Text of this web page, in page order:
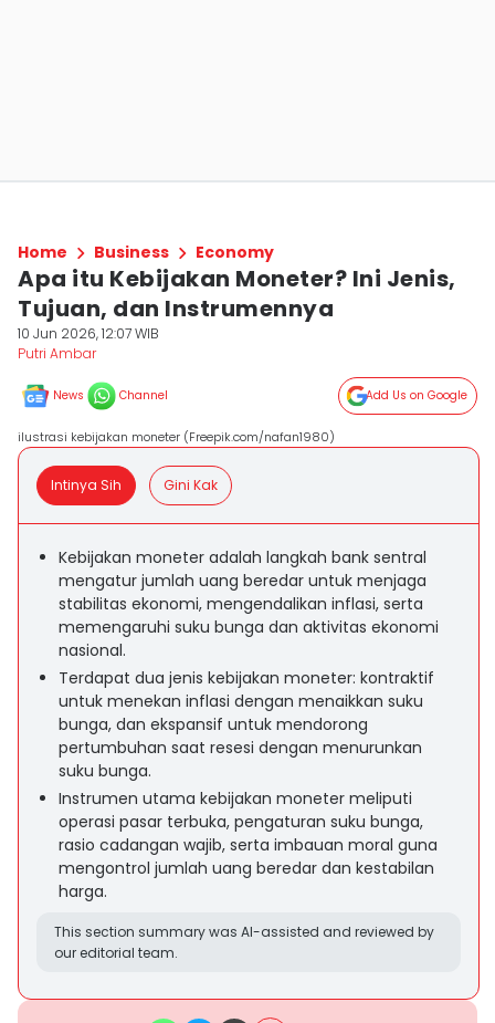
Home Business Economy
Apa itu Kebijakan Moneter? Ini Jenis,
Tujuan, dan Instrumennya
10 Jun 2026, 12:07 WIB
Putri Ambar
News Channel Add Us on Google
ilustrasi kebijakan moneter (Freepik.com/nafan1980)
Intinya Sih Gini Kak
Kebijakan moneter adalah langkah bank sentral
mengatur jumlah uang beredar untuk menjaga
stabilitas ekonomi, mengendalikan inflasi, serta
memengaruhi suku bunga dan aktivitas ekonomi
nasional.
Terdapat dua jenis kebijakan moneter: kontraktif
untuk menekan inflasi dengan menaikkan suku
bunga, dan ekspansif untuk mendorong
pertumbuhan saat resesi dengan menurunkan
suku bunga.
Instrumen utama kebijakan moneter meliputi
operasi pasar terbuka, pengaturan suku bunga,
rasio cadangan wajib, serta imbauan moral guna
mengontrol jumlah uang beredar dan kestabilan
harga.
This section summary was AI-assisted and reviewed by
our editorial team.